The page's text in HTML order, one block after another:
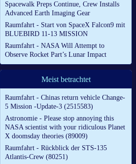
Spacewalk Preps Continue, Crew Installs
Advanced Earth Imaging Gear
Raumfahrt - Start von SpaceX Falcon9 mit
BLUEBIRD 11-13 MISSION
Raumfahrt - NASA Will Attempt to
Observe Rocket Part’s Lunar Impact
Meist betrachtet
Raumfahrt - Chinas return vehicle Change-
5 Mission -Update-3 (2515583)
Astronomie - Please stop annoying this
NASA scientist with your ridiculous Planet
X doomsday theories (89009)
Raumfahrt - Rückblick der STS-135
Atlantis-Crew (80251)